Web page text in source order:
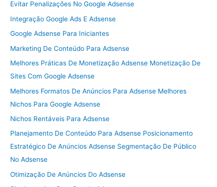
Evitar Penalizações No Google Adsense
Integração Google Ads E Adsense
Google Adsense Para Iniciantes
Marketing De Conteúdo Para Adsense
Melhores Práticas De Monetização Adsense Monetização De
Sites Com Google Adsense
Melhores Formatos De Anúncios Para Adsense Melhores
Nichos Para Google Adsense
Nichos Rentáveis Para Adsense
Planejamento De Conteúdo Para Adsense Posicionamento
Estratégico De Anúncios Adsense Segmentação De Público
No Adsense
Otimização De Anúncios Do Adsense